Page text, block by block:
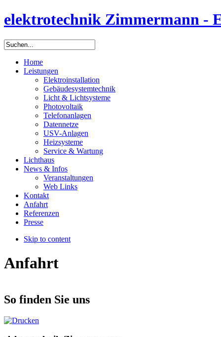
elektrotechnik Zimmermann -
Home
Leistungen
Elektroinstallation
Gebäudesystemtechnik
Licht & Lichtsysteme
Photovoltaik
Telefonanlagen
Datennetze
USV-Anlagen
Heizsysteme
Service & Wartung
Lichthaus
News & Infos
Veranstaltungen
Web Links
Kontakt
Anfahrt
Referenzen
Presse
Skip to content
Anfahrt
So finden Sie uns